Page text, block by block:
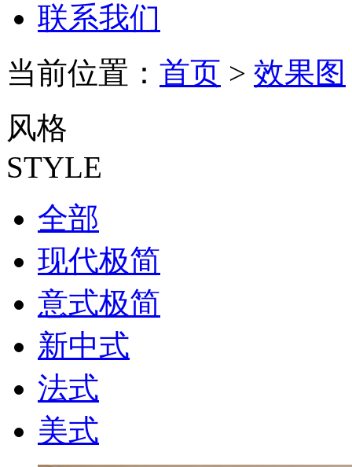
联系我们
当前位置： 首页 > 效果图
风格
STYLE
全部
现代极简
意式极简
新中式
法式
美式